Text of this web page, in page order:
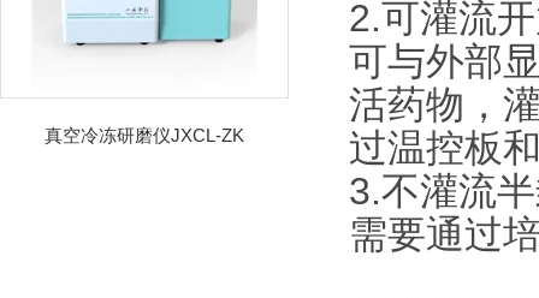
真空冷冻研磨仪JXCL-ZK
2.可灌流
可与外部
活药物，
过温控板
3.不灌流
需要通过